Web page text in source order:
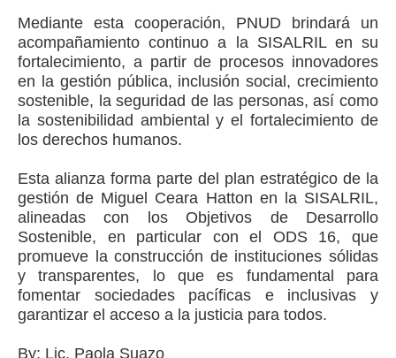
Mediante esta cooperación, PNUD brindará un
acompañamiento continuo a la SISALRIL en su
fortalecimiento, a partir de procesos innovadores
en la gestión pública, inclusión social, crecimiento
sostenible, la seguridad de las personas, así como
la sostenibilidad ambiental y el fortalecimiento de
los derechos humanos.
Esta alianza forma parte del plan estratégico de la
gestión de Miguel Ceara Hatton en la SISALRIL,
alineadas con los Objetivos de Desarrollo
Sostenible, en particular con el ODS 16, que
promueve la construcción de instituciones sólidas
y transparentes, lo que es fundamental para
fomentar sociedades pacíficas e inclusivas y
garantizar el acceso a la justicia para todos.
By: Lic. Paola Suazo